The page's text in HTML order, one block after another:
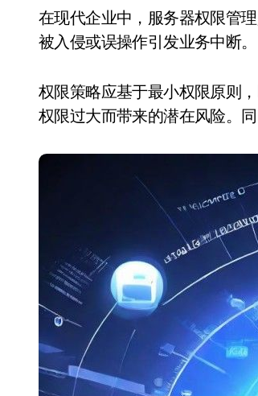
在现代企业中，服务器权限管理是保障系统安全的重要环节。权限滥用可能导致数据泄露、系统
被入侵或误操作引发业务中断
权限策略应基于最小权限原则
权限过大而带来的潜在风险。